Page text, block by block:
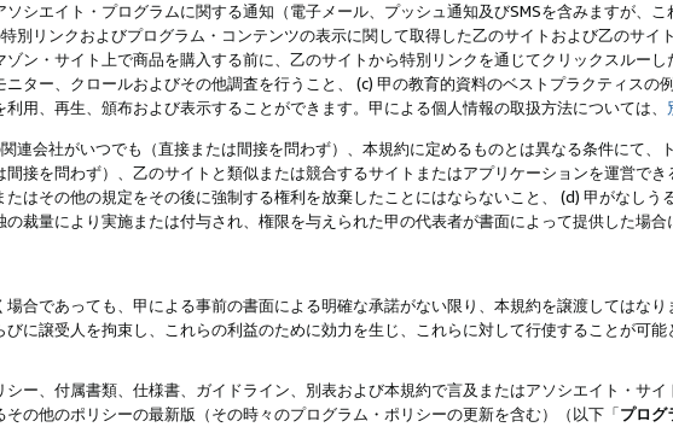
シエイト・プログラムに関する通知（電子メール、プッシュ通知及びSMSを含みますが、
別リンクおよびプログラム・コンテンツの表示に関して取得した乙のサイトおよび乙のサ
ン・サイト上で商品を購入する前に、乙のサイトから特別リンクを通じてクリックスルー
ニター、クロールおよびその他調査を行うこと、 (c) 甲の教育的資料のベストプラクティスの
用、再生、頒布および表示することができます。甲による個人情報の取扱方法については、
連会社がいつでも（直接または間接を問わず）、本規約に定めるものとは異なる条件にて
間接を問わず）、乙のサイトと類似または競合するサイトまたはアプリケーションを運営で
たはその他の規定をその後に強制する権利を放棄したことにはならないこと、 (d) 甲がなし
の裁量により実施または付与され、権限を与えられた甲の代表者が書面によって提供した場
合であっても、甲による事前の書面による明確な承諾がない限り、本規約を譲渡してはな
に譲受人を拘束し、これらの利益のために効力を生じ、これらに対して行使することが可能
ー、付属書類、仕様書、ガイドライン、別表および本規約で言及またはアソシエイト・サ
その他のポリシーの最新版（その時々のプログラム・ポリシーの更新を含む）（以下「プログ